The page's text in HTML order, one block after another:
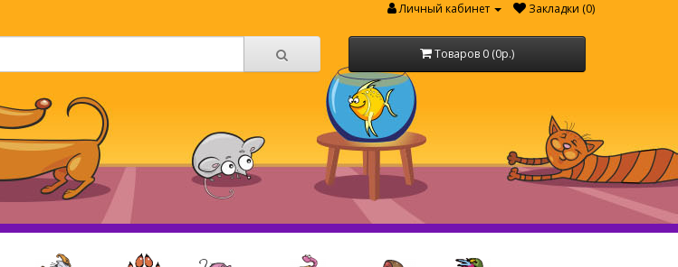
Личный кабинет Закладки (0)
Товаров 0 (0р.)